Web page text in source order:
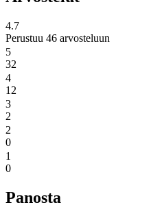
4.7
Perustuu 46 arvosteluun
5
32
4
12
3
2
2
0
1
0
Panosta